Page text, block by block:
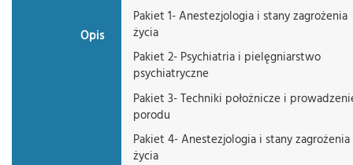
Opis
Pakiet 1- Anestezjologia i stany zagrożenia
życia
Pakiet 2- Psychiatria i pielęgniarstwo
psychiatryczne
Pakiet 3- Techniki położnicze i
porodu
Pakiet 4- Anestezjologia i stany zagrożenia
życia